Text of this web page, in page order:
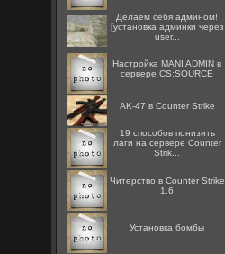
Делаем себя админом!
[установка админки через
user...
Настройка MANI ADMIN в
сервере CS:SOURCE
AK-47 в Counter Strike
19 способов понизить
лаги на сервере Counter
Strik...
Читерство в Counter Strike
1.6
Установка бомбы